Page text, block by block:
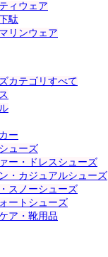
ィウェア
駄
リンウェア
カテゴリすべて
ー
ューズ
ー・ドレスシューズ
・カジュアルシューズ
スノーシューズ
ートシューズ
ア・靴用品